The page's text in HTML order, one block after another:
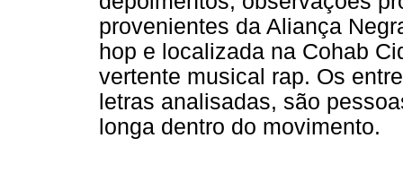
provenientes da Aliança
hop e localizada na Cohab
vertente musical rap. Os
letras analisadas, são
longa dentro do movimento.